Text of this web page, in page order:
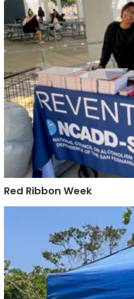
Red Ribbon Week